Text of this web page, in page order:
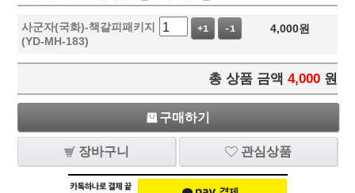
사군자(국화)-책갈피패키지
(YD-MH-183)
+1 -1 4,000원
총 상품 금액 4,000 원
구매하기
장바구니 관심상품